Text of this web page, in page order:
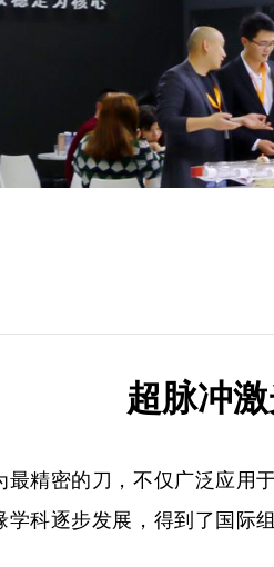
超脉冲
最精密的刀，不仅广泛应用
学科逐步发展，得到了国际